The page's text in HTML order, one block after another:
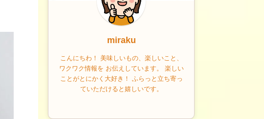
miraku
こんにちわ！ 美味しいもの、楽しいこと、
ワクワク情報を お伝えしています。 楽しい
ことがとにかく大好き！ ふらっと立ち寄っ
ていただけると嬉しいです。